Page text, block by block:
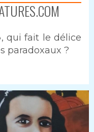
qui fait le délice
paradoxaux ?